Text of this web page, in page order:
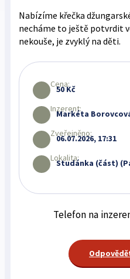
Nabízíme křečka
necháme to ještě potvrdit
nekouše, je zvyklý na děti.
Cena:
50 Kč
Inzerent:
Markéta
Zveřejněno:
06.07.2026, 17:31
Lokalita:
Studánka (část)
Telefon na